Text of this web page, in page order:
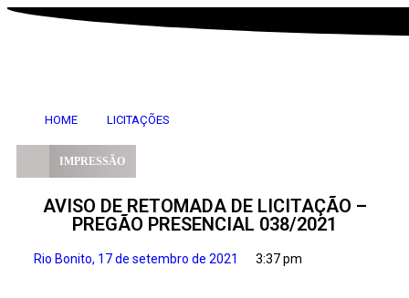
HOME LICITAÇÕES
IMPRESSÃO
AVISO DE RETOMADA DE LICITAÇÃO –
PREGÃO PRESENCIAL 038/2021
Rio Bonito, 17 de setembro de 2021 3:37 pm